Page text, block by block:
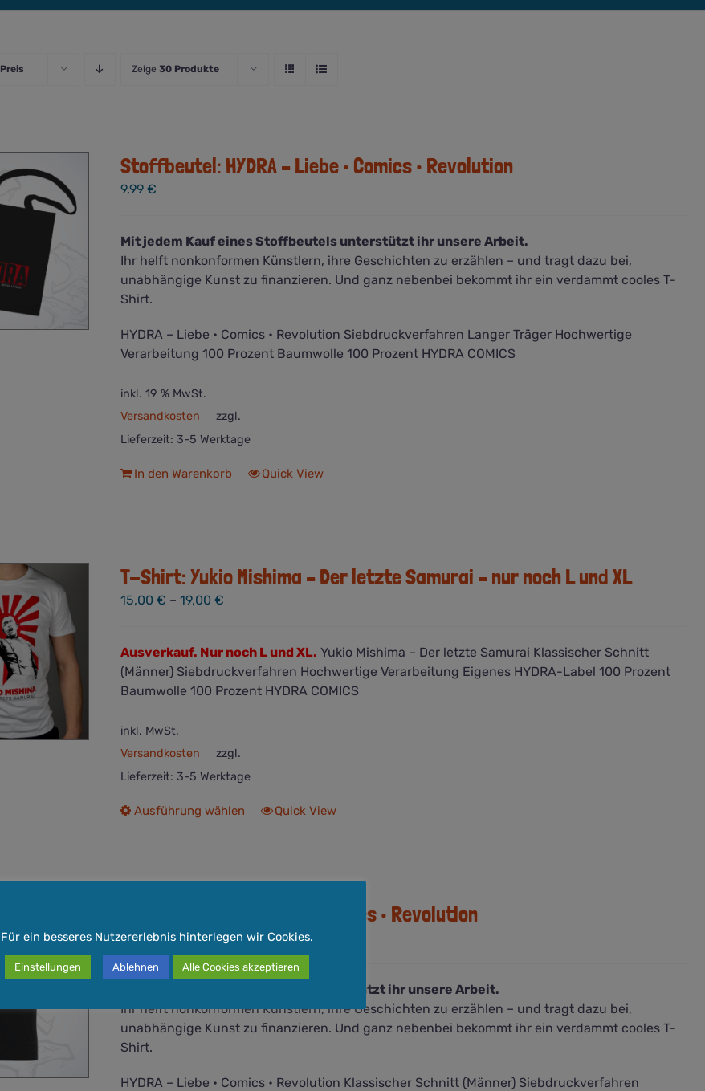
Preis Zeige 30 Produkte
Stoffbeutel: HYDRA – Liebe • Comics • Revolution
9,99 €
Mit jedem Kauf eines Stoffbeutels unterstützt ihr unsere Arbeit.
Ihr helft nonkonformen Künstlern, ihre Geschichten zu erzählen – und tragt dazu bei,
unabhängige Kunst zu finanzieren. Und ganz nebenbei bekommt ihr ein verdammt cooles T-
Shirt.
HYDRA – Liebe • Comics • Revolution Siebdruckverfahren Langer Träger Hochwertige
Verarbeitung 100 Prozent Baumwolle 100 Prozent HYDRA COMICS
inkl. 19 % MwSt.
zzgl.
Versandkosten
Lieferzeit: 3-5 Werktage
In den Warenkorb Quick View
T-Shirt: Yukio Mishima – Der letzte Samurai – nur noch L und XL
15,00 € – 19,00 €
Ausverkauf. Nur noch L und XL. Yukio Mishima – Der letzte Samurai Klassischer Schnitt
(Männer) Siebdruckverfahren Hochwertige Verarbeitung Eigenes HYDRA-Label 100 Prozent
Baumwolle 100 Prozent HYDRA COMICS
inkl. MwSt.
zzgl.
Versandkosten
Lieferzeit: 3-5 Werktage
Ausführung wählen
Dieses
Optionen
können
auf
Produktseite
Quick View
T-Shirt: HYDRA – Liebe • Comics • Revolution
25,00€
Mit jedem Kauf eines T-Shirts unterstützt ihr unsere Arbeit.
Ihr helft nonkonformen Künstlern, ihre Geschichten zu erzählen – und tragt dazu bei,
unabhängige Kunst zu finanzieren. Und ganz nebenbei bekommt ihr ein verdammt cooles T-
Shirt.
HYDRA – Liebe • Comics • Revolution Klassischer Schnitt (Männer) Siebdruckverfahren
Für ein besseres Nutzererlebnis hinterlegen wir Cookies.
Einstellungen Ablehnen Alle Cookies akzeptieren